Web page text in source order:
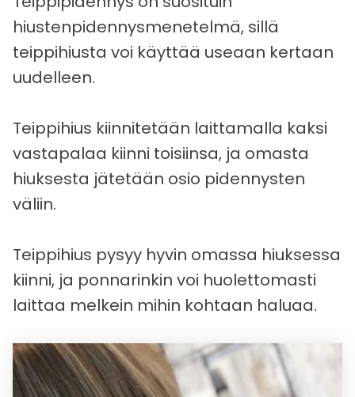
hiustenpidennysmenetelmä, sillä
teippihiusta voi käyttää useaan kertaan
uudelleen.
Teippihius kiinnitetään laittamalla kaksi
vastapalaa kiinni toisiinsa, ja omasta
hiuksesta jätetään osio pidennysten
väliin.
Teippihius pysyy hyvin omassa hiuksessa
kiinni, ja ponnarinkin voi huolettomasti
laittaa melkein mihin kohtaan haluaa.